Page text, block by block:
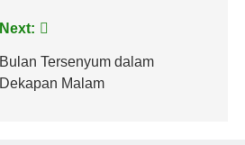
Next:
Bulan Tersenyum dalam
Dekapan Malam